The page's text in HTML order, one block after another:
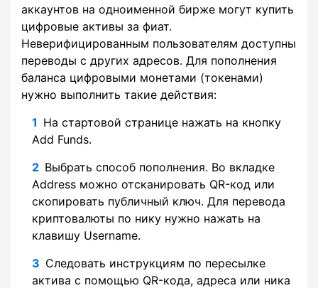
аккаунтов на одноименной бирже могут купить
цифровые активы за фиат.
Неверифицированным пользователям доступны
переводы с других адресов. Для пополнения
баланса цифровыми монетами (токенами)
нужно выполнить такие действия:
На стартовой странице нажать на кнопку
Add Funds.
Выбрать способ пополнения. Во вкладке
Address можно отсканировать QR-код или
скопировать публичный ключ. Для перевода
криптовалюты по нику нужно нажать на
клавишу Username.
Следовать инструкциям по пересылке
актива с помощью QR-кода, адреса или ника